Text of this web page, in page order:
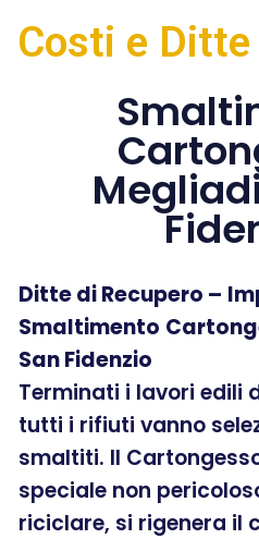
Costi e Ditte
Ditte di Recupero –
Smaltimento
San Fidenzio
Terminati i lavori edili
tutti i rifiuti vanno
smaltiti. Il
speciale non
riciclare, si rigenera il